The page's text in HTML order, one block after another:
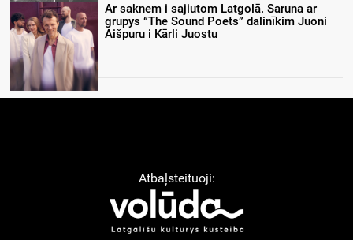
Ar saknem i sajiutom Latgolā. Saruna ar
grupys “The Sound Poets” dalinīkim Juoni
Aišpuru i Kārli Juostu
Atbaļsteituoji: